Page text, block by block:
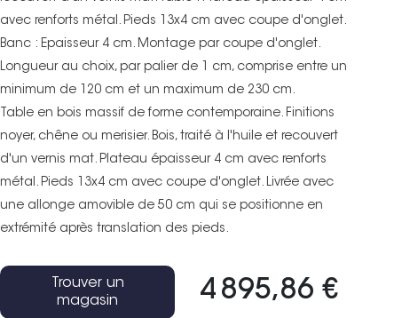
avec renforts métal. Pieds 13x4 cm avec coupe d'onglet.
Banc : Epaisseur 4 cm. Montage par coupe d'onglet.
Longueur au choix, par palier de 1 cm, comprise entre un
minimum de 120 cm et un maximum de 230 cm.
Table en bois massif de forme contemporaine. Finitions
noyer, chêne ou merisier. Bois, traité à l'huile et recouvert
d'un vernis mat. Plateau épaisseur 4 cm avec renforts
métal. Pieds 13x4 cm avec coupe d'onglet. Livrée avec
une allonge amovible de 50 cm qui se positionne en
extrémité après translation des pieds.
4 895,86 €
Trouver un
magasin